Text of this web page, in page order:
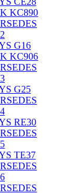
KC890
G16
KC906
G25
RE30
TE37